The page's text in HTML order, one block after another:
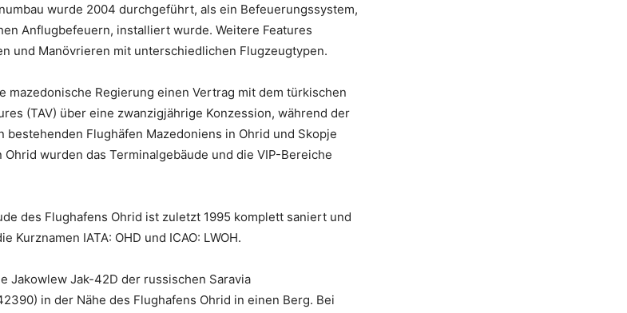
wurde 2004 durchgeführt, als ein Befeuerungssystem,
Anflugbefeuern, installiert wurde. Weitere Features
und Manövrieren mit unterschiedlichen Flugzeugtypen.
mazedonische Regierung einen Vertrag mit dem türkischen
(TAV) über eine zwanzigjährige Konzession, während der
Flughäfen Mazedoniens in Ohrid und Skopje
wurden das Terminalgebäude und die VIP-Bereiche
des Flughafens Ohrid ist zuletzt 1995 komplett saniert und
IATA: OHD und ICAO: LWOH.
Jakowlew Jak-42D der russischen Saravia
in der Nähe des Flughafens Ohrid in einen Berg. Bei